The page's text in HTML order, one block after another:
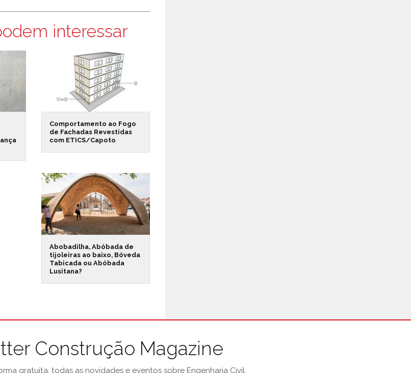
interessar
Comportamento ao Fogo
de Fachadas Revestidas
com ETICS/Capoto
Abobadilha, Abóbada de
tijoleiras ao baixo, Bóveda
Tabicada ou Abóbada
Lusitana?
Construção Magazine
gratuita, todas as novidades e eventos sobre Engenharia Civil.